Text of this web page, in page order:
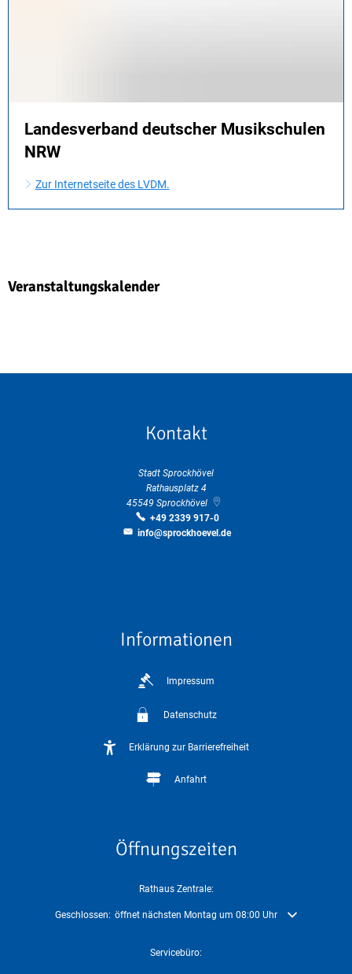
Landesverband deutscher Musikschulen
NRW
Zur Internetseite des LVDM.
Veranstaltungskalender
Kontakt
Stadt Sprockhövel
Rathausplatz 4
45549 Sprockhövel
+49 2339 917-0
info@sprockhoevel.de
Informationen
Impressum
Datenschutz
Erklärung zur Barrierefreiheit
Anfahrt
Öffnungszeiten
Rathaus Zentrale:
Klicken, um weitere Öffnungs- oder Schließzeiten auszublenden
Geschlossen: öffnet nächsten Montag um 08:00 Uhr
Servicebüro: